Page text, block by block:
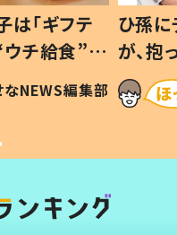
は「ギフテ
チ給食”を
#令和の親
なNEWS編集部
ひ孫
が、
「涙が
い」